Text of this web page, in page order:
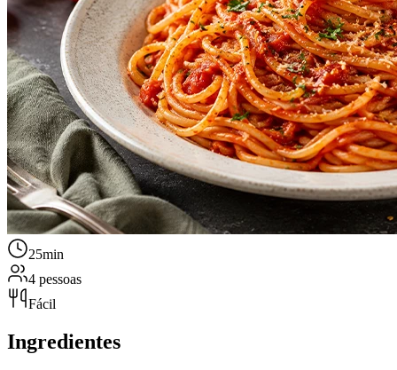
25min
4 pessoas
Fácil
Ingredientes